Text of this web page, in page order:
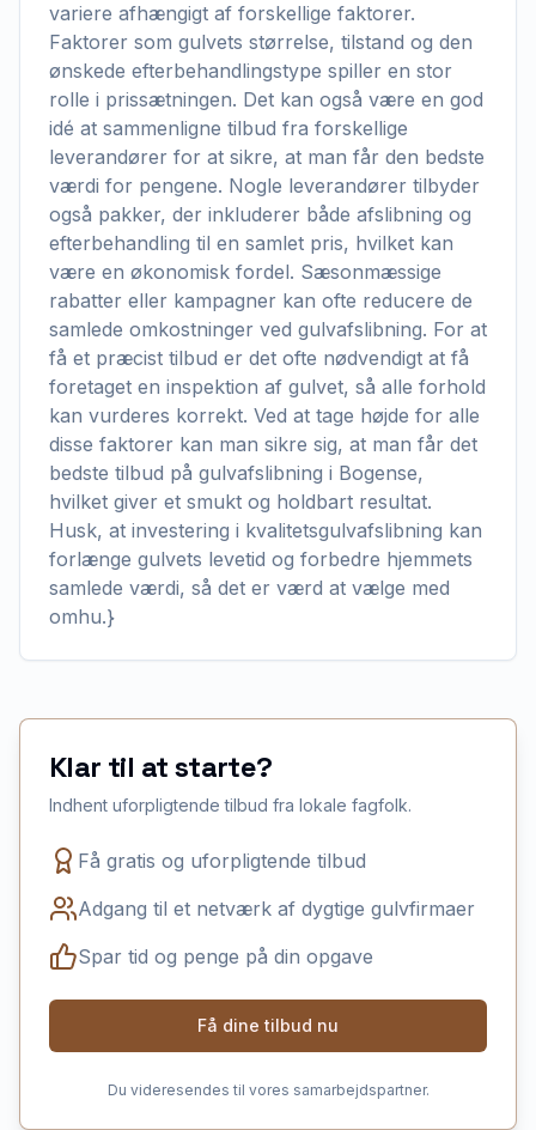
variere afhængigt af forskellige faktorer.
Faktorer som gulvets størrelse, tilstand og den
ønskede efterbehandlingstype spiller en stor
rolle i prissætningen. Det kan også være en god
idé at sammenligne tilbud fra forskellige
leverandører for at sikre, at man får den bedste
værdi for pengene. Nogle leverandører tilbyder
også pakker, der inkluderer både afslibning og
efterbehandling til en samlet pris, hvilket kan
være en økonomisk fordel. Sæsonmæssige
rabatter eller kampagner kan ofte reducere de
samlede omkostninger ved gulvafslibning. For at
få et præcist tilbud er det ofte nødvendigt at få
foretaget en inspektion af gulvet, så alle forhold
kan vurderes korrekt. Ved at tage højde for alle
disse faktorer kan man sikre sig, at man får det
bedste tilbud på gulvafslibning i Bogense,
hvilket giver et smukt og holdbart resultat.
Husk, at investering i kvalitetsgulvafslibning kan
forlænge gulvets levetid og forbedre hjemmets
samlede værdi, så det er værd at vælge med
omhu.}
Klar til at starte?
Indhent uforpligtende tilbud fra lokale fagfolk.
Få gratis og uforpligtende tilbud
Adgang til et netværk af dygtige gulvfirmaer
Spar tid og penge på din opgave
Få dine tilbud nu
Du videresendes til vores samarbejdspartner.